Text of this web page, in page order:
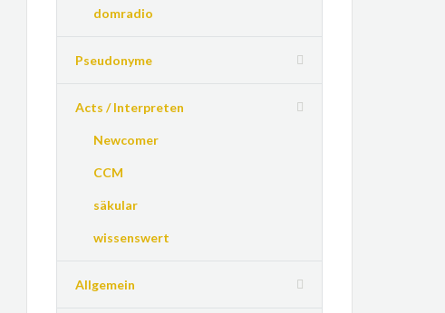
domradio
Pseudonyme
Acts / Interpreten
Newcomer
CCM
säkular
wissenswert
Allgemein